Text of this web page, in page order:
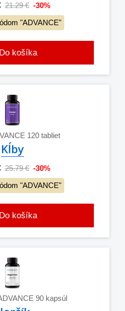
21.29 € -30%
"ADVANCE"
Do košíka
120 tabliet
Kĺby
25.79 € -30%
"ADVANCE"
Do košíka
90 kapsúl